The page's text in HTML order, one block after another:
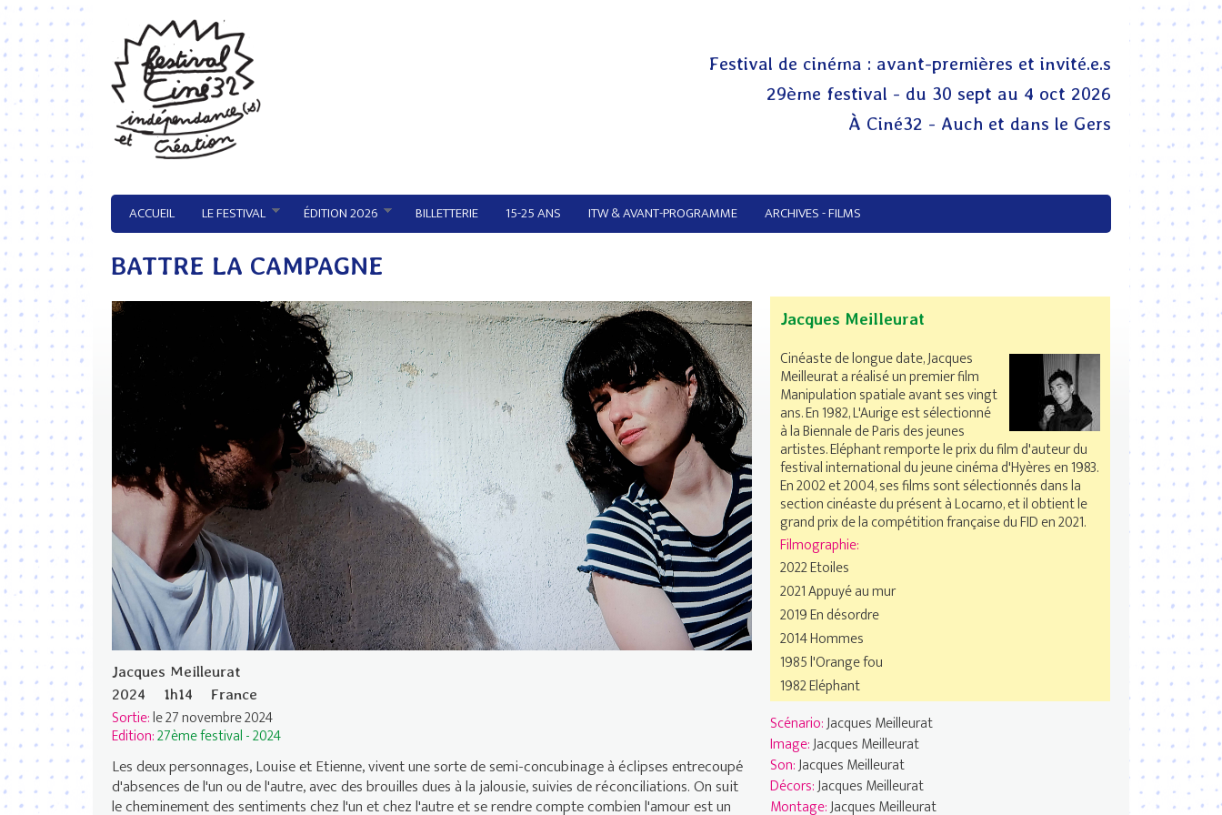
Aller au contenu principal
Festival de cinéma : avant-premières et invité.e.s
29ème festival - du 30 sept au 4 oct 2026
À Ciné32 - Auch et dans le Gers
ACCUEIL LE FESTIVAL ÉDITION 2026 BILLETTERIE 15-25 ANS ITW & AVANT-PROGRAMME ARCHIVES - FILMS
BATTRE LA CAMPAGNE
Jacques Meilleurat
2024
1h14 France
Sortie:le 27 novembre 2024
Edition:27ème festival - 2024
Les deux personnages, Louise et Etienne, vivent une sorte de semi-concubinage à éclipses entrecoupé
d'absences de l'un ou de l'autre, avec des brouilles dues à la jalousie, suivies de réconciliations. On suit
le cheminement des sentiments chez l'un et chez l'autre et se rendre compte combien l'amour est un
Jacques Meilleurat
Cinéaste de longue date, Jacques
Meilleurat a réalisé un premier film
Manipulation spatiale avant ses vingt
ans. En 1982, L'Aurige est sélectionné
à la Biennale de Paris des jeunes
artistes. Eléphant remporte le prix du film d'auteur du
festival international du jeune cinéma d'Hyères en 1983.
En 2002 et 2004, ses films sont sélectionnés dans la
section cinéaste du présent à Locarno, et il obtient le
grand prix de la compétition française du FID en 2021.
Filmographie:
2022 Etoiles
2021 Appuyé au mur
2019 En désordre
2014 Hommes
1985 l'Orange fou
1982 Eléphant
Scénario:Jacques Meilleurat
Image:Jacques Meilleurat
Son:Jacques Meilleurat
Décors:Jacques Meilleurat
Montage:Jacques Meilleurat